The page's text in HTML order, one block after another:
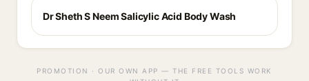
Dr Sheth S Neem Salicylic Acid Body Wash
PROMOTION · OUR OWN APP — THE FREE TOOLS WORK